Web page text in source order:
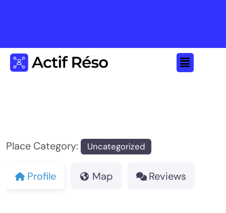
Place Category: Uncategorized
Profile Map Reviews